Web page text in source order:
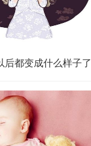
后都变成什么样子了